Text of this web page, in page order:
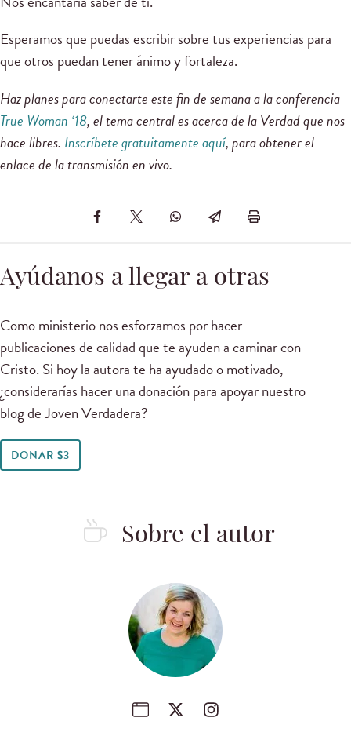
Esperamos que puedas escribir sobre tus experiencias para
que otros puedan tener ánimo y fortaleza.
Haz planes para conectarte este fin de semana a la conferencia
True Woman ‘18, el tema central es acerca de la Verdad que nos
hace libres. Inscríbete gratuitamente aquí, para obtener el
enlace de la transmisión en vivo.
Ayúdanos a llegar a otras
Como ministerio nos esforzamos por hacer
publicaciones de calidad que te ayuden a caminar con
Cristo. Si hoy la autora te ha ayudado o motivado,
¿considerarías hacer una donación para apoyar nuestro
blog de Joven Verdadera?
DONAR $3
Sobre el autor